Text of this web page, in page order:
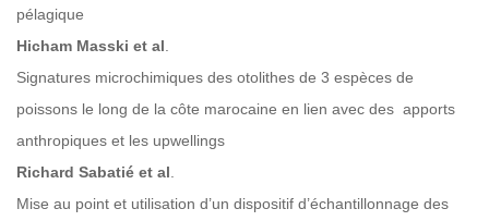
pélagique
Hicham Masski et al
Signatures microchimiques des otolithes de 3 espèces de
poissons le long de la côte marocaine en lien avec des apports
anthropiques et les upwellings
Richard Sabatié et al
Mise au point et utilisation d’un dispositif d’échantillonnage des